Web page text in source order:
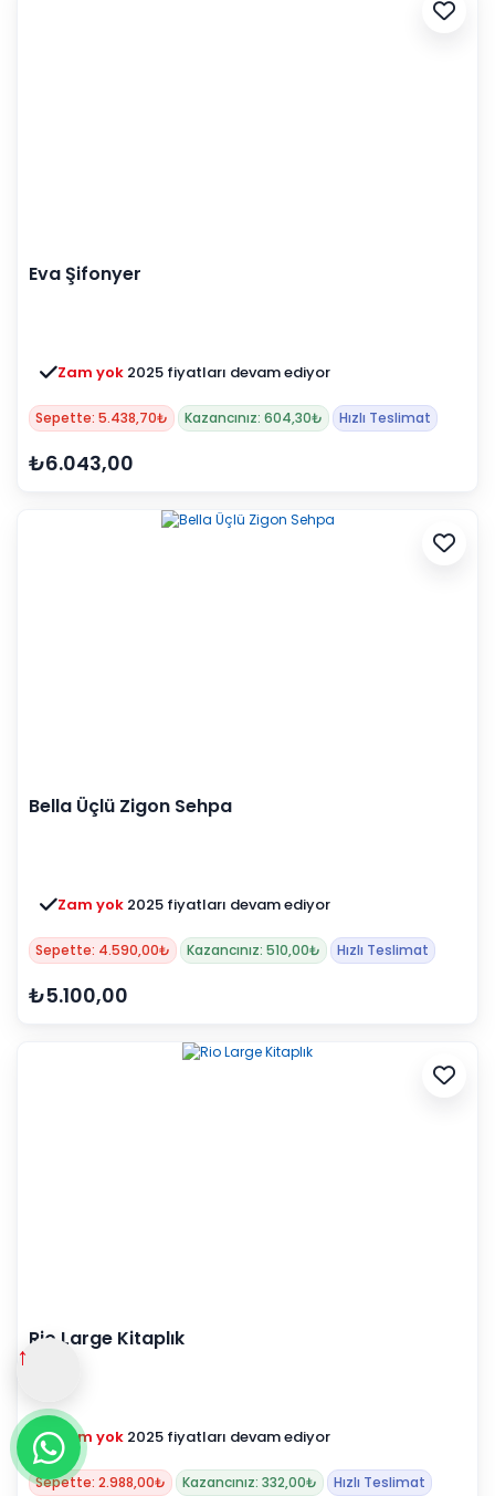
Eva Şifonyer
Zam yok 2025 fiyatları devam ediyor
Sepette: 5.438,70₺ Kazancınız: 604,30₺ Hızlı Teslimat
₺6.043,00
Bella Üçlü Zigon Sehpa
Zam yok 2025 fiyatları devam ediyor
Sepette: 4.590,00₺ Kazancınız: 510,00₺ Hızlı Teslimat
₺5.100,00
Rio Large Kitaplık
Zam yok 2025 fiyatları devam ediyor
Sepette: 2.988,00₺ Kazancınız: 332,00₺ Hızlı Teslimat
↑